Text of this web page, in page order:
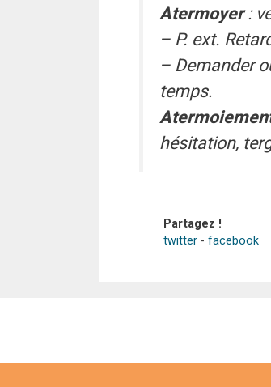
Atermoyer:
– P. ext.
– Demander
temps.
hésitation,
Partagez !
twitter - facebook